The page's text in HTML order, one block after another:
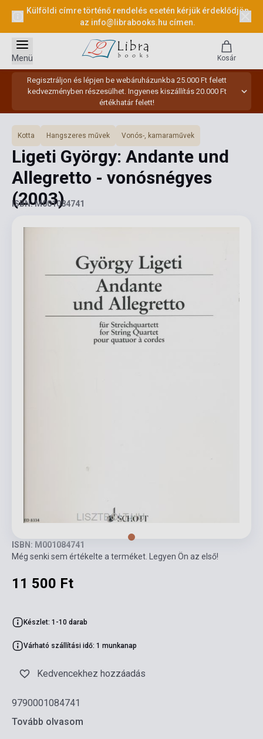
Külföldi címre történő rendelés esetén kérjük érdeklődjön
az info@librabooks.hu címen.
Regisztráljon és lépjen be webáruházunkba 25.000 Ft felett
kedvezményben részesülhet. Ingyenes kiszállítás 20.000 Ft
értékhatár felett!
Menü Kosár
Kotta Hangszeres művek Vonós-, kamaraművek
Ligeti György: Andante und
Allegretto - vonósnégyes
(2003)
ISBN: M001084741
ISBN: M001084741
Még senki sem értékelte a terméket. Legyen Ön az első!
11 500 Ft
Készlet: 1-10 darab
Várható szállítási idő: 1 munkanap
Kedvencekhez hozzáadás
9790001084741
Tovább olvasom